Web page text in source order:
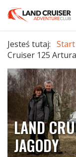
Jesteś tutaj: Start
Cruiser 125
LAND
JAGODY